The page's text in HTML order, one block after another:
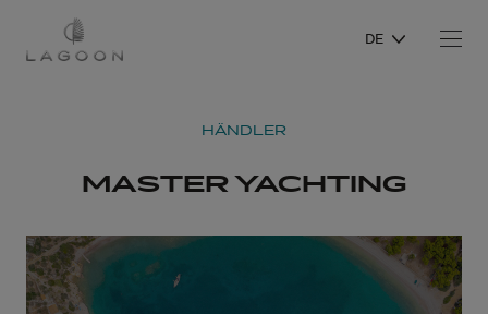
DE
HÄNDLER
MASTER YACHTING